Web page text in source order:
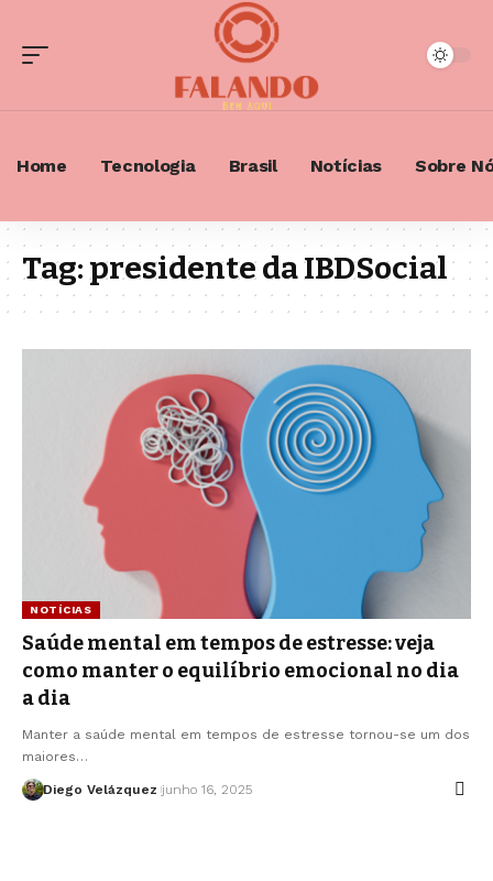
Home Tecnologia Brasil Notícias Sobre
Tag:presidente da IBDSocial
NOTÍCIAS
Saúde mental em tempos de estresse: veja
como manter o equilíbrio emocional no dia
a dia
Manter a saúde mental em tempos de estresse tornou-se um dos
maiores…
Diego Velázquez junho 16, 2025